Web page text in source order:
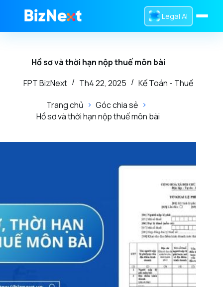
Legal AI
Dịch Vụ
Tra Cứu
Liên hệ
Hồ sơ và thời hạn nộp thuế môn bài
FPT BizNext
Th4 22, 2025
Kế Toán - Thuế
Trang chủ
Góc chia sẻ
Hồ sơ và thời hạn nộp thuế môn bài